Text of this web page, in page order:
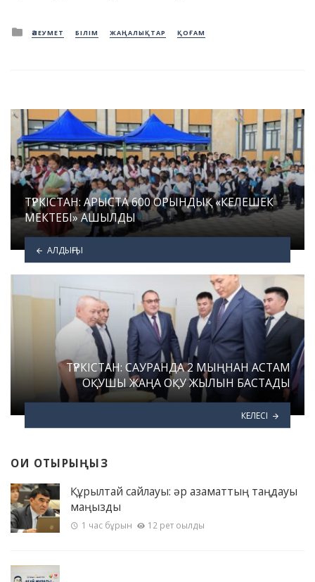
Posted
in
ӘЛЕУМЕТ БІЛІМ ЖАҢАЛЫҚТАР ҚОҒАМ
ТҮРКІСТАН: АРЫСТА 600 ОРЫНДЫҚ «КЕЛЕШЕК
МЕКТЕБІ» АШЫЛДЫ
АЛДЫҢҒЫ
ТҮРКІСТАН: САУРАНДА 2 МЫҢНАН АСТАМ
ОҚУШЫ ЖАҢА ОҚУ ЖЫЛЫН БАСТАДЫ
КЕЛЕСІ
ОҚИ ОТЫРЫҢЫЗ
Құрылтай сайлауы: әр азаматтың таңдауы
маңызды
1 час бұрын 12 рет оқылды